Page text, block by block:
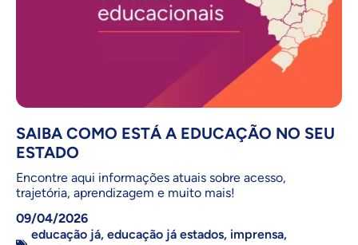
SAIBA COMO ESTÁ A EDUCAÇÃO NO SEU
ESTADO
Encontre aqui informações atuais sobre acesso,
trajetória, aprendizagem e muito mais!
09/04/2026
educação já, educação já estados, imprensa,